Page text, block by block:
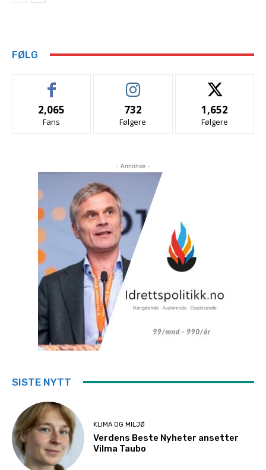
FØLG
2,065
Fans
732
Følgere
1,652
Følgere
- Annonse -
SISTE NYTT
KLIMA OG MILJØ
Verdens Beste Nyheter ansetter
Vilma Taubo